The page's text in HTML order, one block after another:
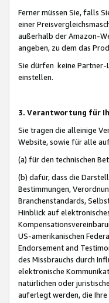
Ferner müssen Sie, falls
einer
außerhalb der Amazon-
angeben, zu dem das
Sie dürfen keine Partner-
einstellen.
3. Verantwortung für
Sie tragen die alleinige
Website, sowie für alle
(a) für den technischen
(b) dafür, dass die
Bestimmungen,
Branchenstandards,
Hinblick auf
US-amerikanischen
Endorsement and
des Missbrauchs durch
elektronische
natürlichen oder
auferlegt werden, die